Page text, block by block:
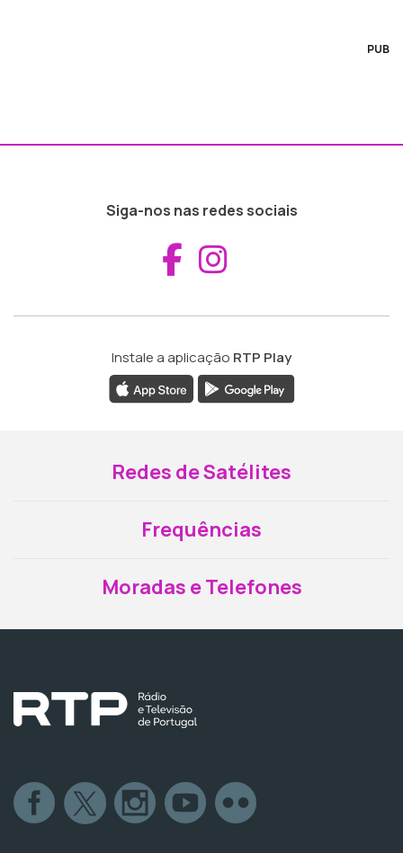
PUB
Siga-nos nas redes sociais
Aceder ao
Instale a aplicação RTP Play
Redes de Satélites
Frequências
Moradas e Telefones